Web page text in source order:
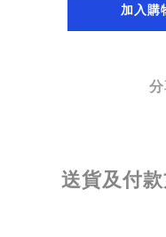
加入購
分
送貨及付